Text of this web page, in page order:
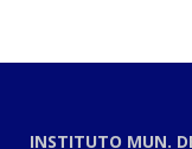
INSTITUTO MUN.